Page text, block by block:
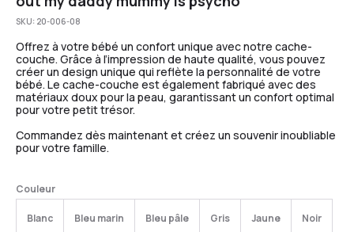
SKU: 20-006-08
Offrez à votre bébé un confort unique avec notre cache-
couche. Grâce à l’impression de haute qualité, vous pouvez
créer un design unique qui reflète la personnalité de votre
bébé. Le cache-couche est également fabriqué avec des
matériaux doux pour la peau, garantissant un confort optimal
pour votre petit trésor.
Commandez dès maintenant et créez un souvenir inoubliable
pour votre famille.
Couleur
Blanc Bleu marin Bleu pâle Gris Jaune Noir